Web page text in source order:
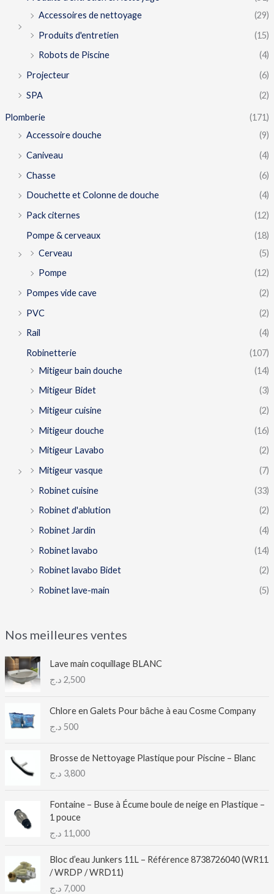
Accessoires de nettoyage
(29)
Produits d'entretien
(15)
Robots de Piscine
(4)
Projecteur
(6)
SPA
(2)
Plomberie
(171)
Accessoire douche
(9)
Caniveau
(4)
Chasse
(6)
Douchette et Colonne de douche
(4)
Pack citernes
(12)
Pompe & cerveaux
(18)
Cerveau
(5)
Pompe
(12)
Pompes vide cave
(2)
PVC
(2)
Rail
(4)
Robinetterie
(107)
Mitigeur bain douche
(14)
Mitigeur Bidet
(3)
Mitigeur cuisine
(2)
Mitigeur douche
(16)
Mitigeur Lavabo
(2)
Mitigeur vasque
(7)
Robinet cuisine
(33)
Robinet d'ablution
(2)
Robinet Jardin
(4)
Robinet lavabo
(14)
Robinet lavabo Bidet
(2)
Robinet lave-main
(5)
Nos meilleures ventes
Lave main coquillage BLANC
2,500 د.ج
Chlore en Galets Pour bâche à eau Cosme Company
500 د.ج
Brosse de Nettoyage Plastique pour Piscine – Blanc
3,800 د.ج
Fontaine – Buse à Écume boule de neige en Plastique –
1 pouce
11,000 د.ج
Bloc d’eau Junkers 11L – Référence 8738726040 (WR11
/ WRDP / WRD11)
7,000 د.ج